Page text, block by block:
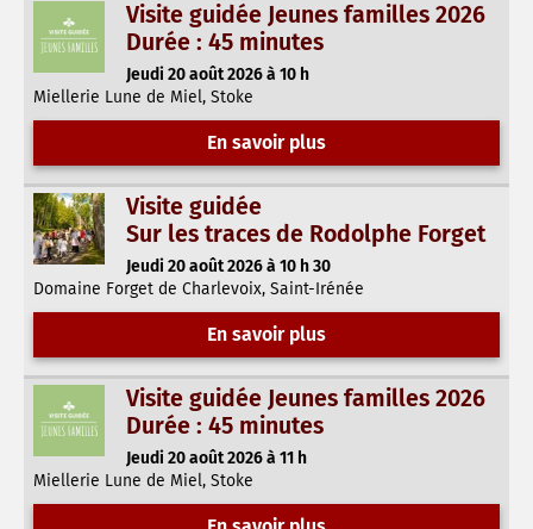
Visite guidée Jeunes familles 2026
Durée : 45 minutes
Jeudi 20 août 2026 à 10 h
Miellerie Lune de Miel, Stoke
En savoir plus
Visite guidée
Sur les traces de Rodolphe Forget
Jeudi 20 août 2026 à 10 h 30
Domaine Forget de Charlevoix, Saint-Irénée
En savoir plus
Visite guidée Jeunes familles 2026
Durée : 45 minutes
Jeudi 20 août 2026 à 11 h
Miellerie Lune de Miel, Stoke